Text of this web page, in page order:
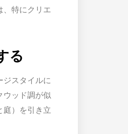
、特にクリエ
る
ジスタイルに
ウッド調が似
庭）を引き立